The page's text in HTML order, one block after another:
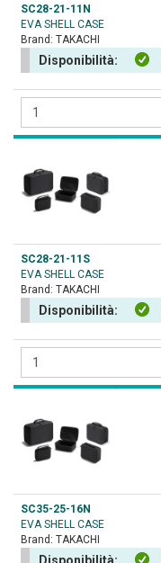
SC28-21-11N
EVA SHELL CASE
Brand: TAKACHI
Disponibilità:
SC28-21-11S
EVA SHELL CASE
Brand: TAKACHI
Disponibilità:
SC35-25-16N
EVA SHELL CASE
Brand: TAKACHI